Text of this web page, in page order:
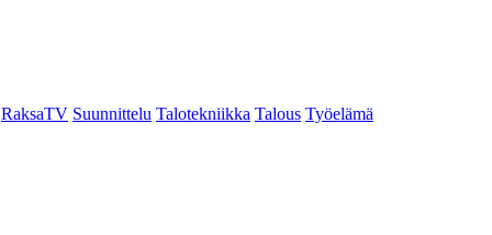
RaksaTV Suunnittelu Talotekniikka Talous Työelämä